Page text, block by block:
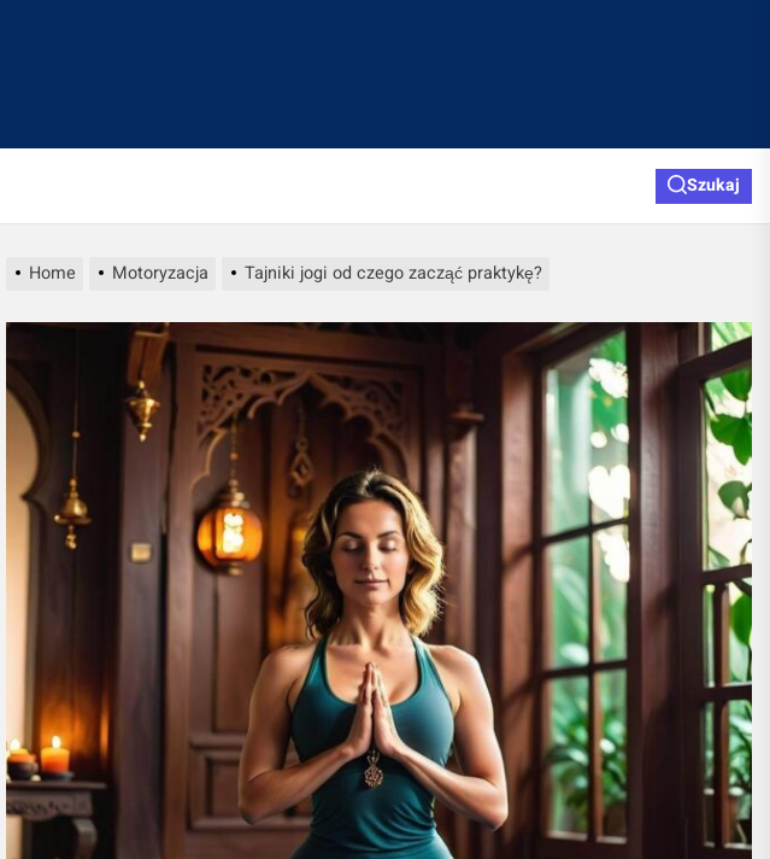
Szukaj
Home Motoryzacja Tajniki jogi od czego zacząć praktykę?